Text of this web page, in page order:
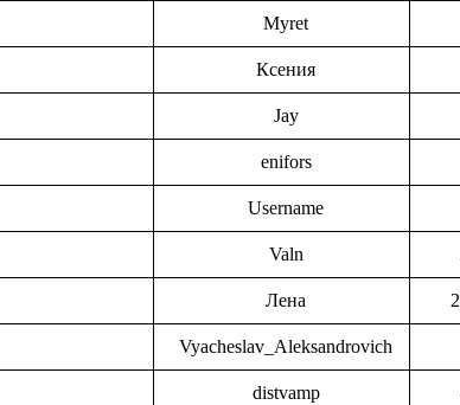
Myret
Ксения
Jay
enifors
Username
Valn
Лена
Vyacheslav_Aleksandrovich
distvamp